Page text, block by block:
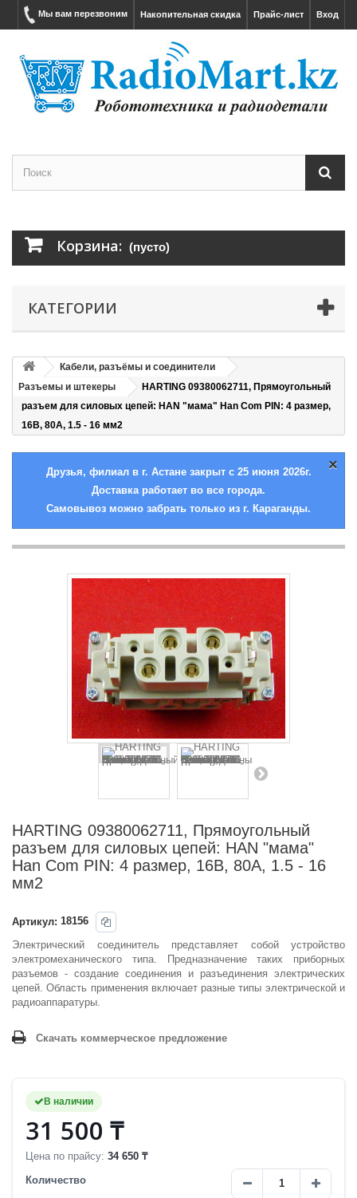
Вход
Прайс-лист
Накопительная скидка
Мы вам перезвоним
Корзина: (пусто)
КАТЕГОРИИ
Кабели, разъёмы и соединители
Разъемы и штекеры
HARTING 09380062711, Прямоугольный
разъем для силовых цепей: HAN "мама" Han Com PIN: 4 размер,
16В, 80А, 1.5 - 16 мм2
×
Друзья, филиал в г. Астане закрыт с 25 июня 2026г.
Доставка работает во все города.
Самовывоз можно забрать только из г. Караганды.
HARTING 09380062711, Прямоугольный
разъем для силовых цепей: HAN "мама"
Han Com PIN: 4 размер, 16В, 80А, 1.5 - 16
мм2
Артикул: 18156
Электрический соединитель представляет собой устройство
электромеханического типа. Предназначение таких приборных
разъемов - создание соединения и разъединения электрических
цепей. Область применения включает разные типы электрической и
радиоаппаратуры.
Скачать коммерческое предложение
В наличии
31 500 ₸
Цена по прайсу: 34 650 ₸
Количество